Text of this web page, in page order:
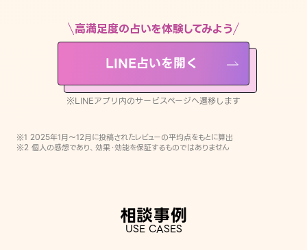
※LINEアプリ内のサービスページへ遷移します
高満足度の占いを体験してみよう
LINE占いを開く
※LINEアプリ内のサービスページへ遷移します
※1 2025年1月〜12月に投稿されたレビューの平均点をもとに算出
※2 個人の感想であり、効果・効能を保証するものではありません
相談事例
USE CASES